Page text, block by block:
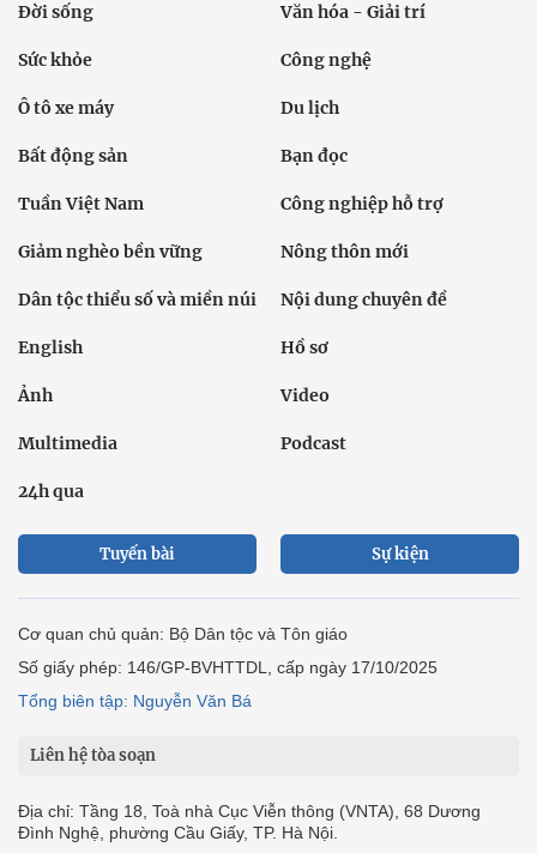
Đời sống Văn hóa - Giải trí
Sức khỏe Công nghệ
Ô tô xe máy Du lịch
Bất động sản Bạn đọc
Tuần Việt Nam Công nghiệp hỗ trợ
Giảm nghèo bền vững Nông thôn mới
Dân tộc thiểu số và miền núi Nội dung chuyên đề
English Hồ sơ
Ảnh Video
Multimedia Podcast
24h qua
Tuyến bài Sự kiện
Cơ quan chủ quản: Bộ Dân tộc và Tôn giáo
Số giấy phép: 146/GP-BVHTTDL, cấp ngày 17/10/2025
Tổng biên tập: Nguyễn Văn Bá
Liên hệ tòa soạn
Địa chỉ: Tầng 18, Toà nhà Cục Viễn thông (VNTA), 68 Dương
Đình Nghệ, phường Cầu Giấy, TP. Hà Nội.